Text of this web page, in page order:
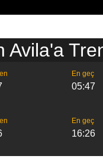
Avila'a
En geç
05:47
En geç
16:26